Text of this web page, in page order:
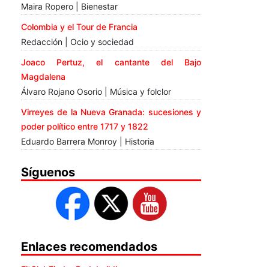
Maira Ropero | Bienestar
Colombia y el Tour de Francia
Redacción | Ocio y sociedad
Joaco Pertuz, el cantante del Bajo
Magdalena
Álvaro Rojano Osorio | Música y folclor
Virreyes de la Nueva Granada: sucesiones y
poder político entre 1717 y 1822
Eduardo Barrera Monroy | Historia
Síguenos
Enlaces recomendados